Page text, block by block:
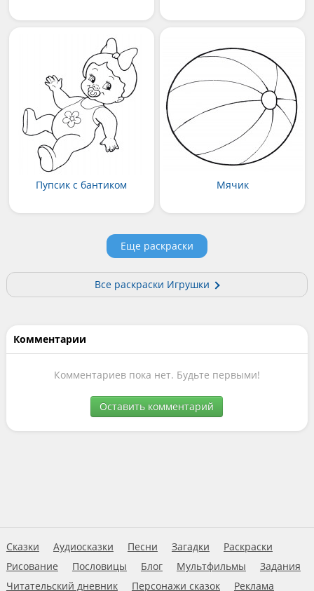
Пупсик с бантиком Мячик
Еще раскраски
Все раскраски Игрушки
Комментарии
Комментариев пока нет. Будьте первыми!
Оставить комментарий
Сказки Аудиосказки Песни Загадки
Раскраски
Рисование
Пословицы Блог Мультфильмы
Задания
Читательский дневник
Персонажи сказок Реклама